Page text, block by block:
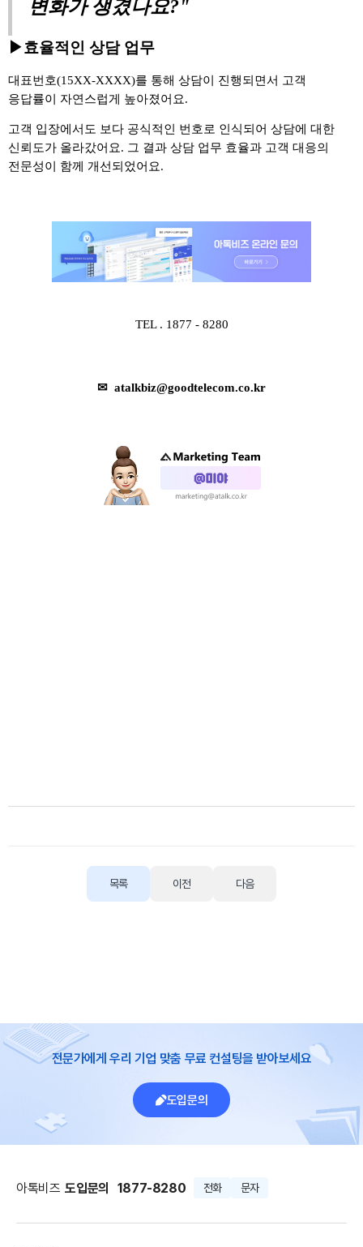
변화가 생겼나요?"
▶효율적인 상담 업무
대표번호(15XX-XXXX)를 통해 상담이 진행되면서 고객
응답률이 자연스럽게 높아졌어요.
고객 입장에서도 보다 공식적인 번호로 인식되어 상담에 대한
신뢰도가 올라갔어요. 그 결과 상담 업무 효율과 고객 대응의
전문성이 함께 개선되었어요.
TEL . 1877 - 8280
✉ atalkbiz@goodtelecom.co.kr
목록 이전 다음
전문가에게 우리 기업 맞춤 무료 컨설팅을 받아보세요
도입문의
아톡비즈 도입문의 1877-8280 전화 문자